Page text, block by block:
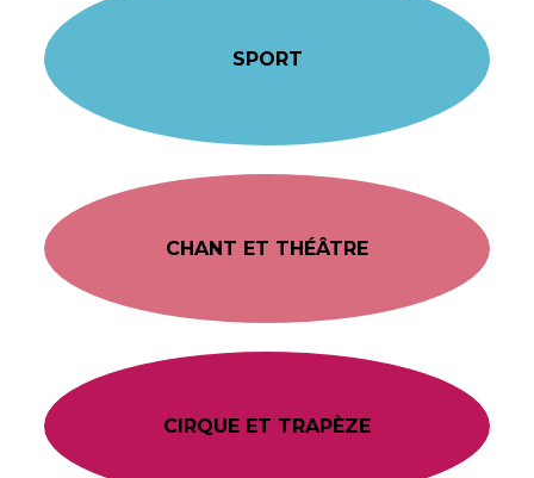
SPORT
CHANT ET THÉÂTRE
CIRQUE ET TRAPÈZE